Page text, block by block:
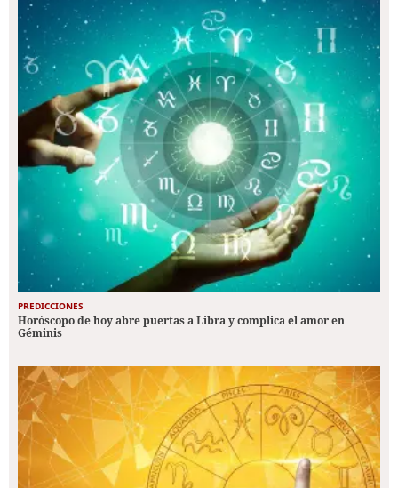
PREDICCIONES
Horóscopo de hoy abre puertas a Libra y complica el amor en
Géminis